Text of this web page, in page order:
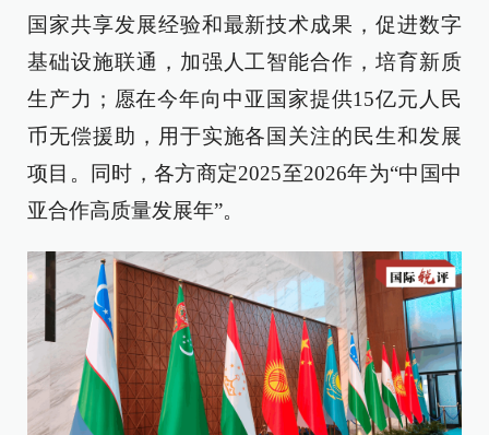
国家共享发展经验和最新技术成果，促进数字
基础设施联通，加强人工智能合作，培育新质
生产力；愿在今年向中亚国家提供15亿元人民
币无偿援助，用于实施各国关注的民生和发展
项目。同时，各方商定2025至2026年为“中国中
亚合作高质量发展年”。